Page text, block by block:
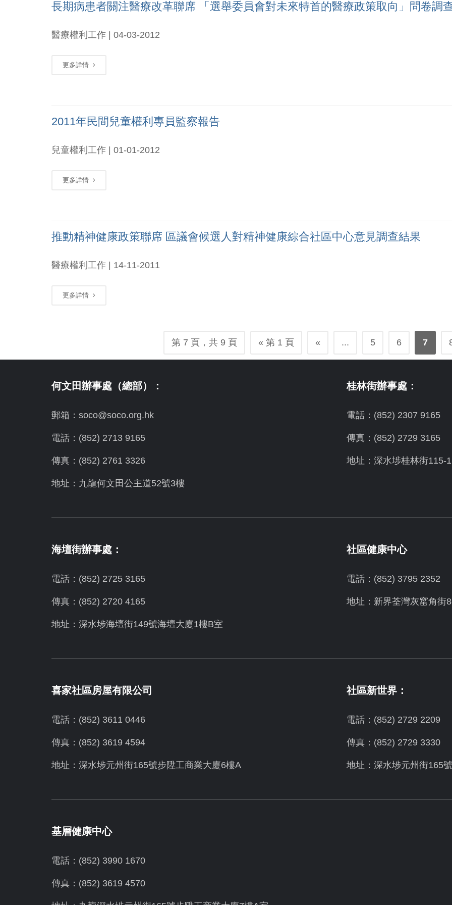
長期病患者關注醫療改革聯席 「選舉委員會對未來特首的醫療政策取向」問卷調
醫療權利工作 | 04-03-2012
更多詳情
2011年民間兒童權利專員監察報告
兒童權利工作 | 01-01-2012
更多詳情
推動精神健康政策聯席 區議會候選人對精神健康綜合社區中心意見調查結果
醫療權利工作 | 14-11-2011
更多詳情
第 7 頁，共 9 頁 « 第 1 頁 « ... 5 6 7
何文田辦事處（總部）：
郵箱：soco@soco.org.hk
電話：(852) 2713 9165
傳真：(852) 2761 3326
地址：九龍何文田公主道52號3樓
桂林街辦事處：
電話：(852) 2307 9165
傳真：(852) 2729 3165
地址：深水埗桂林街115-
海壇街辦事處：
電話：(852) 2725 3165
傳真：(852) 2720 4165
地址：深水埗海壇街149號海壇大廈1樓B室
社區健康中心
電話：(852) 3795 2352
地址：新界荃灣灰窰角街
喜家社區房屋有限公司
電話：(852) 3611 0446
傳真：(852) 3619 4594
地址： 深水埗元州街165號步陞工商業大廈6樓A
社區新世界：
電話：(852) 2729 2209
傳真：(852) 2729 3330
地址：深水埗元州街165
基層健康中心
電話：(852) 3990 1670
傳真：(852) 3619 4570